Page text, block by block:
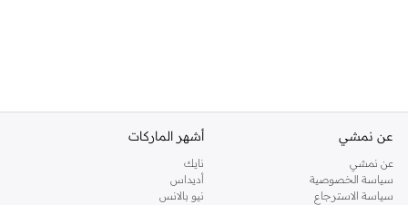
عن نمشي
عن نمشي
سياسة الخصوصية
سياسة الاسترجاع
أشهر الماركات
نايك
أديداس
نيو بالانس